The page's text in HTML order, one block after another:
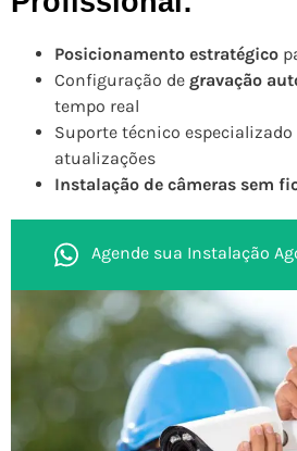
Posicionamento estratégico
Configuração de gravação
tempo real
Suporte técnico
atualizações
Instalação de câmeras sem
Agende sua Instalação